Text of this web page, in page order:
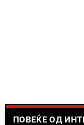
ПОВЕЌЕ ОД